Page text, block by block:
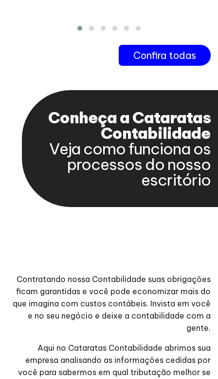
Confira todas
Conheça a Cataratas
Contabilidade
Veja como funciona os
processos do nosso
escritório
Contratando nossa Contabilidade suas obrigações
ficam garantidas e você pode economizar mais do
que imagina com custos contábeis. Invista em você
e no seu negócio e deixe a contabilidade com a
gente.
Aqui no Cataratas Contabilidade abrimos sua
empresa analisando as informações cedidas por
você para sabermos em qual tributação melhor se